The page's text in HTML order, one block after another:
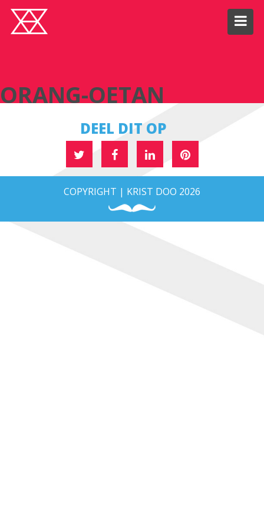
ORANG-OETAN
DEEL DIT OP
COPYRIGHT | KRIST DOO 2026